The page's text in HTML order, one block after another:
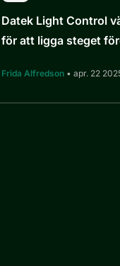
Datek Light Control
för att ligga steget
Frida Alfredson • apr. 22